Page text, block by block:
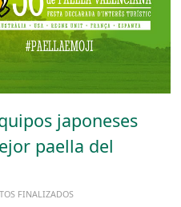
japoneses
paella del
FINALIZADOS